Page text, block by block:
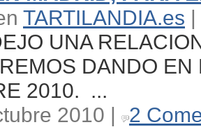
TARTILANDIA.es
UNA
DANDO
2010. ...
2010 |
2